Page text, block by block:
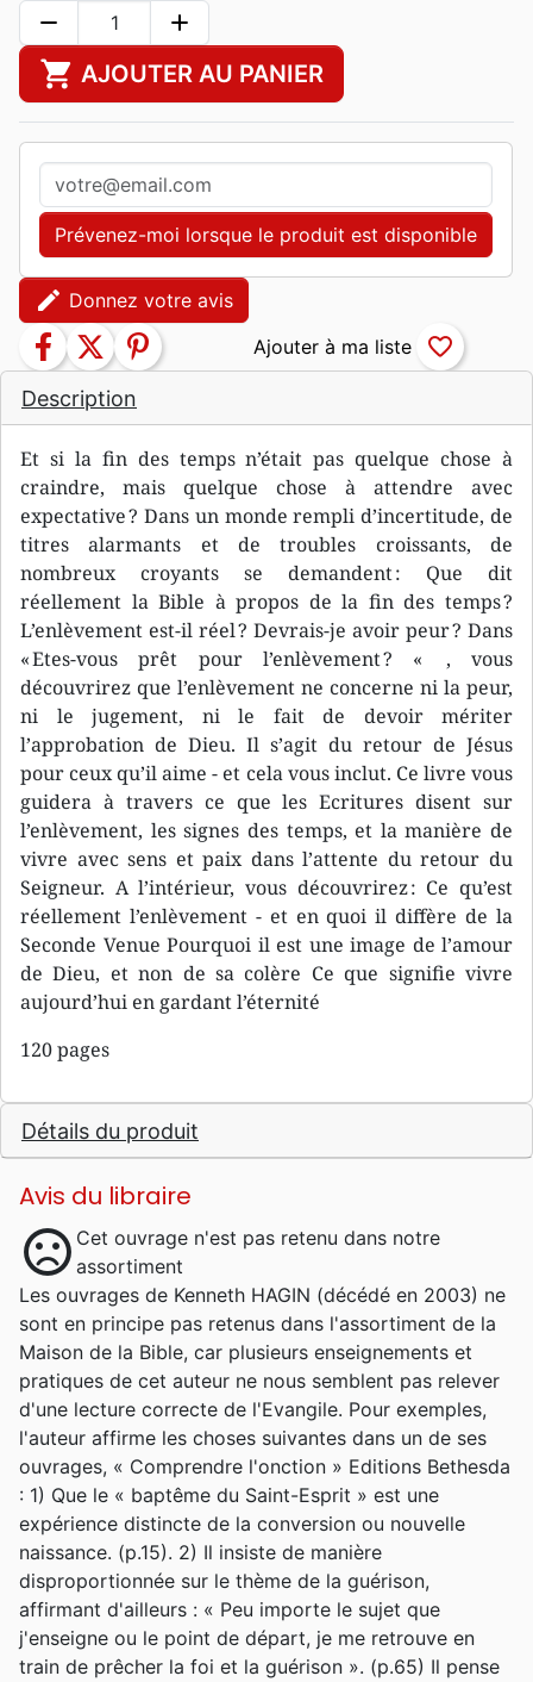
Description
Et si la fin des temps n’était pas quelque chose à
craindre, mais quelque chose à attendre avec
expectative ? Dans un monde rempli d’incertitude, de
titres alarmants et de troubles croissants, de
nombreux croyants se demandent : Que dit
réellement la Bible à propos de la fin des temps ?
L’enlèvement est-il réel ? Devrais-je avoir peur ? Dans
« Etes-vous prêt pour l’enlèvement ? « , vous
découvrirez que l’enlèvement ne concerne ni la peur,
ni le jugement, ni le fait de devoir mériter
l’approbation de Dieu. Il s’agit du retour de Jésus
pour ceux qu’il aime - et cela vous inclut. Ce livre vous
guidera à travers ce que les Ecritures disent sur
l’enlèvement, les signes des temps, et la manière de
vivre avec sens et paix dans l’attente du retour du
Seigneur. A l’intérieur, vous découvrirez : Ce qu’est
réellement l’enlèvement - et en quoi il diffère de la
Seconde Venue Pourquoi il est une image de l’amour
de Dieu, et non de sa colère Ce que signifie vivre
aujourd’hui en gardant l’éternité
120 pages
Détails du produit
Avis du libraire
sentiment_dissatisfied Cet ouvrage n'est pas retenu dans notre
assortiment
Les ouvrages de Kenneth HAGIN (décédé en 2003) ne
sont en principe pas retenus dans l'assortiment de la
Maison de la Bible, car plusieurs enseignements et
pratiques de cet auteur ne nous semblent pas relever
d'une lecture correcte de l'Evangile. Pour exemples,
l'auteur affirme les choses suivantes dans un de ses
ouvrages, « Comprendre l'onction » Editions Bethesda
: 1) Que le « baptême du Saint-Esprit » est une
expérience distincte de la conversion ou nouvelle
naissance. (p.15). 2) Il insiste de manière
disproportionnée sur le thème de la guérison,
affirmant d'ailleurs : « Peu importe le sujet que
j'enseigne ou le point de départ, je me retrouve en
train de prêcher la foi et la guérison ». (p.65) Il pense
remove add
shopping_cart AJOUTER AU PANIER
Prévenez-moi lorsque le produit est disponible
edit Donnez votre avis
facebook twitter pinterest favorite_border